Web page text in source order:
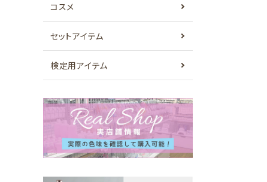
コスメ
セットアイテム
検定用アイテム